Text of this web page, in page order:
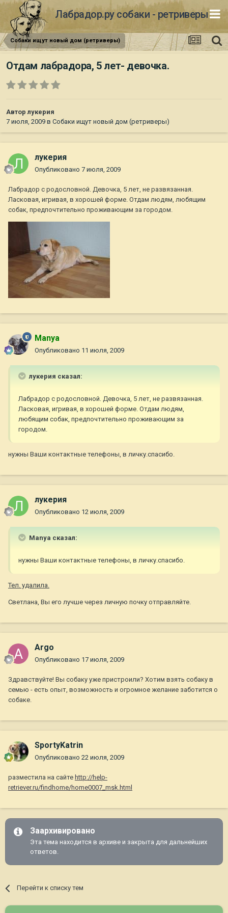
Лабрадор.ру собаки - ретриверы
Собаки ищут новый дом (ретриверы)
Отдам лабрадора, 5 лет- девочка.
Авторлукерия
7 июля, 2009 в Собаки ищут новый дом (ретриверы)
лукерия
Опубликовано 7 июля, 2009
Лабрадор с родословной. Девочка, 5 лет, не развязанная.
Ласковая, игривая, в хорошей форме. Отдам людям, любящим
собак, предпочтительно проживающим за городом.
Manya
Опубликовано 11 июля, 2009
лукерия сказал:
Лабрадор с родословной. Девочка, 5 лет, не развязанная.
Ласковая, игривая, в хорошей форме. Отдам людям,
любящим собак, предпочтительно проживающим за
городом.
нужны Ваши контактные телефоны, в личку.спасибо.
лукерия
Опубликовано 12 июля, 2009
Manya сказал:
нужны Ваши контактные телефоны, в личку.спасибо.
Тел. удалила.
Светлана, Вы его лучше через личную почку отправляйте.
Argo
Опубликовано 17 июля, 2009
Здравствуйте! Вы собаку уже пристроили? Хотим взять собаку в
семью - есть опыт, возможность и огромное желание заботится о
собаке.
SportyKatrin
Опубликовано 22 июля, 2009
разместила на сайте http://help-
retriever.ru/findhome/home0007_msk.html
Заархивировано
Эта тема находится в архиве и закрыта для дальнейших
ответов.
Перейти к списку тем